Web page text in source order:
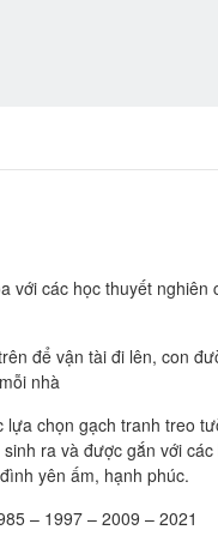
với các học thuyết nghiên
để vận tài đi lên, con
nhà
chọn gạch tranh treo
ra và được gắn với
yên ấm, hạnh phúc.
– 1997 – 2009 – 2021